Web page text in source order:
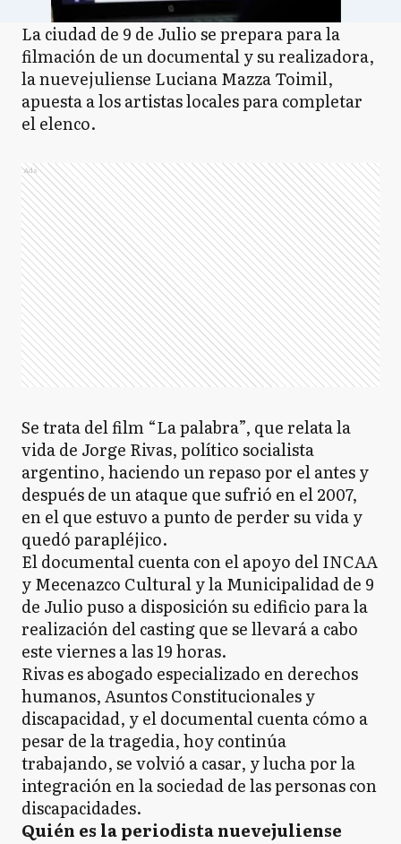
La ciudad de 9 de Julio se prepara para la
filmación de un documental y su realizadora,
la nuevejuliense Luciana Mazza Toimil,
apuesta a los artistas locales para completar
el elenco.
Ads
Se trata del film “La palabra”, que relata la
vida de Jorge Rivas, político socialista
argentino, haciendo un repaso por el antes y
después de un ataque que sufrió en el 2007,
en el que estuvo a punto de perder su vida y
quedó parapléjico.
El documental cuenta con el apoyo del INCAA
y Mecenazco Cultural y la Municipalidad de 9
de Julio puso a disposición su edificio para la
realización del casting que se llevará a cabo
este viernes a las 19 horas.
Rivas es abogado especializado en derechos
humanos, Asuntos Constitucionales y
discapacidad, y el documental cuenta cómo a
pesar de la tragedia, hoy continúa
trabajando, se volvió a casar, y lucha por la
integración en la sociedad de las personas con
discapacidades.
Quién es la periodista nuevejuliense